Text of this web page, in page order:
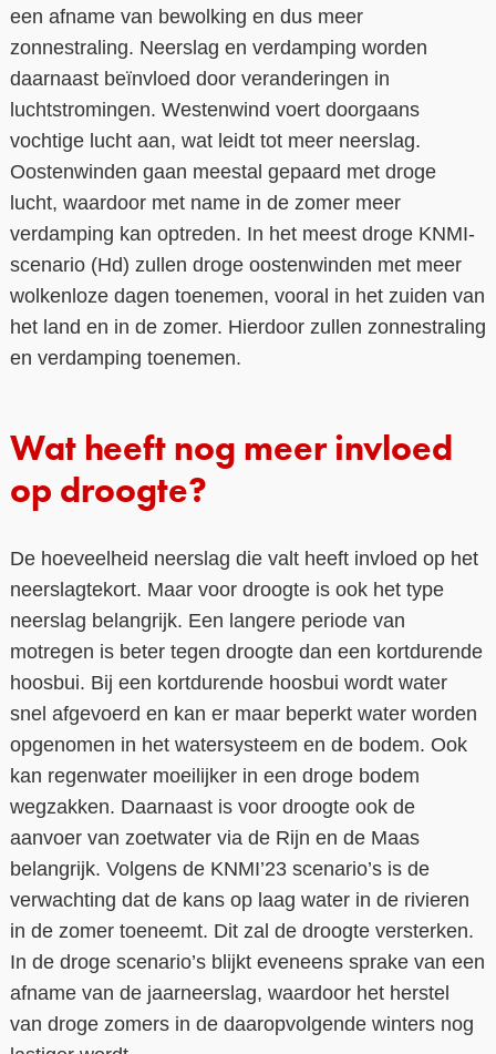
een afname van bewolking en dus meer
zonnestraling. Neerslag en verdamping worden
daarnaast beïnvloed door veranderingen in
luchtstromingen. Westenwind voert doorgaans
vochtige lucht aan, wat leidt tot meer neerslag.
Oostenwinden gaan meestal gepaard met droge
lucht, waardoor met name in de zomer meer
verdamping kan optreden. In het meest droge KNMI-
scenario (Hd) zullen droge oostenwinden met meer
wolkenloze dagen toenemen, vooral in het zuiden van
het land en in de zomer. Hierdoor zullen zonnestraling
en verdamping toenemen.
Wat heeft nog meer invloed
op droogte?
De hoeveelheid neerslag die valt heeft invloed op het
neerslagtekort. Maar voor droogte is ook het type
neerslag belangrijk. Een langere periode van
motregen is beter tegen droogte dan een kortdurende
hoosbui. Bij een kortdurende hoosbui wordt water
snel afgevoerd en kan er maar beperkt water worden
opgenomen in het watersysteem en de bodem. Ook
kan regenwater moeilijker in een droge bodem
wegzakken. Daarnaast is voor droogte ook de
aanvoer van zoetwater via de Rijn en de Maas
belangrijk. Volgens de KNMI’23 scenario’s is de
verwachting dat de kans op laag water in de rivieren
in de zomer toeneemt. Dit zal de droogte versterken.
In de droge scenario’s blijkt eveneens sprake van een
afname van de jaarneerslag, waardoor het herstel
van droge zomers in de daaropvolgende winters nog